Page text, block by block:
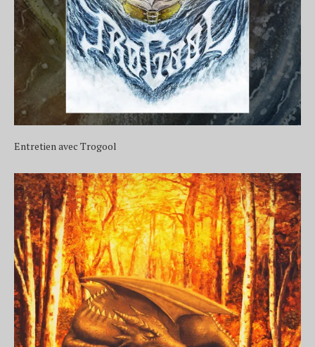
Entretien avec Trogool